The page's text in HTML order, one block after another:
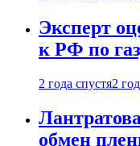
Эксперт
к РФ по
2 года спустя2
обмен